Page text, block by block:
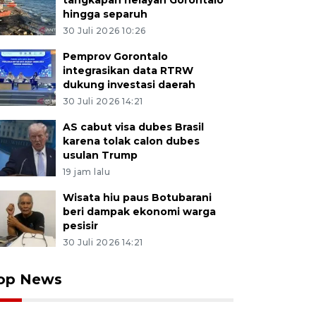
hingga separuh
30 Juli 2026 10:26
Pemprov Gorontalo
integrasikan data RTRW
dukung investasi daerah
30 Juli 2026 14:21
AS cabut visa dubes Brasil
karena tolak calon dubes
usulan Trump
19 jam lalu
Wisata hiu paus Botubarani
beri dampak ekonomi warga
pesisir
30 Juli 2026 14:21
News